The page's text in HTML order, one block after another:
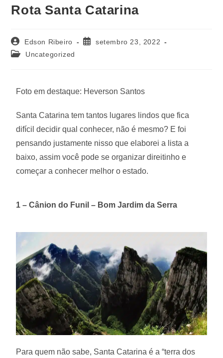
Rota Santa Catarina
Edson Ribeiro
setembro 23, 2022
Uncategorized
Foto em destaque: Heverson Santos
Santa Catarina tem tantos lugares lindos que fica
difícil decidir qual conhecer, não é mesmo? E foi
pensando justamente nisso que elaborei a lista a
baixo, assim você pode se organizar direitinho e
começar a conhecer melhor o estado.
1 – Cânion do Funil – Bom Jardim da Serra
Para quem não sabe, Santa Catarina é a “terra dos